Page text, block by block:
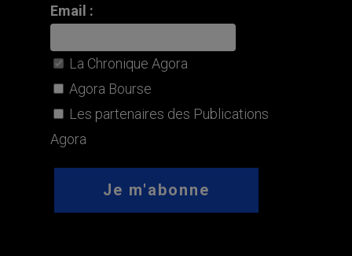
Email :
La Chronique Agora
Agora Bourse
Les partenaires des Publications
Agora